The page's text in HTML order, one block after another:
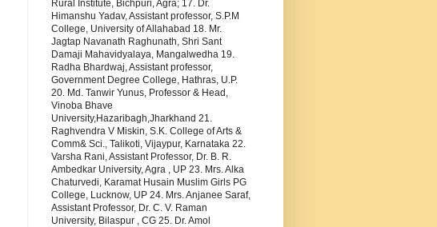
Rural Institute, Bichpuri, Agra; 17. Dr.
Himanshu Yadav, Assistant professor, S.P.M
College, University of Allahabad 18. Mr.
Jagtap Navanath Raghunath, Shri Sant
Damaji Mahavidyalaya, Mangalwedha 19.
Radha Bhardwaj, Assistant professor,
Government Degree College, Hathras, U.P.
20. Md. Tanwir Yunus, Professor & Head,
Vinoba Bhave
University,Hazaribagh,Jharkhand 21.
Raghvendra V Miskin, S.K. College of Arts &
Comm& Sci., Talikoti, Vijaypur, Karnataka 22.
Varsha Rani, Assistant Professor, Dr. B. R.
Ambedkar University, Agra , UP 23. Mrs. Alka
Chaturvedi, Karamat Husain Muslim Girls PG
College, Lucknow, UP 24. Mrs. Anjanee Saraf,
Assistant Professor, Dr. C. V. Raman
University, Bilaspur , CG 25. Dr. Amol